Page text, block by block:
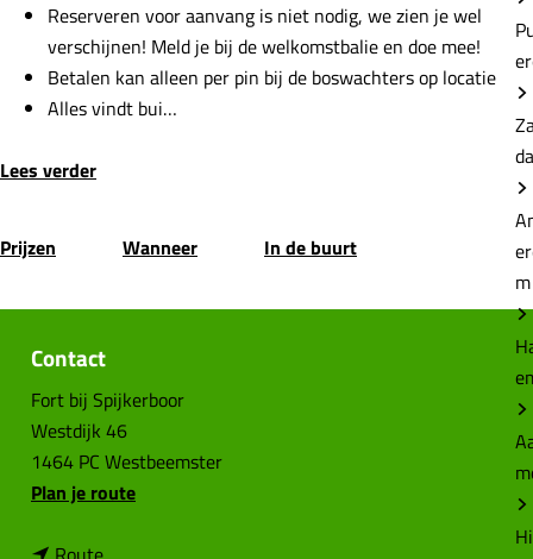
m
Reserveren voor aanvang is niet nodig, we zien je wel
verschijnen! Meld je bij de welkomstbalie en doe mee!
Betalen kan alleen per pin bij de boswachters op locatie
Alles vindt bui…
Lees verder
Prijzen Wanneer In de buurt
Contact
Fort bij Spijkerboor
Westdijk 46
1464 PC Westbeemster
Plan je routen
n